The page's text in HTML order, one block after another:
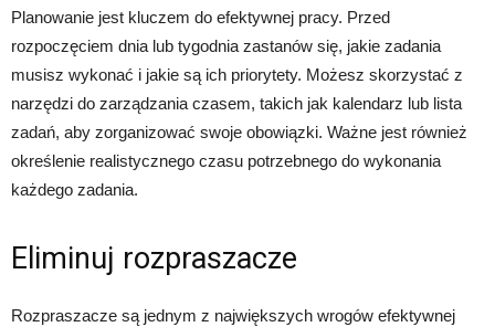
Planowanie jest kluczem do efektywnej pracy. Przed
rozpoczęciem dnia lub tygodnia zastanów się, jakie zadania
musisz wykonać i jakie są ich priorytety. Możesz skorzystać z
narzędzi do zarządzania czasem, takich jak kalendarz lub lista
zadań, aby zorganizować swoje obowiązki. Ważne jest również
określenie realistycznego czasu potrzebnego do wykonania
każdego zadania.
Eliminuj rozpraszacze
Rozpraszacze są jednym z największych wrogów efektywnej